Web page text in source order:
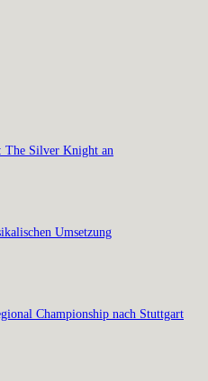
Silver Knight an
Umsetzung
Championship nach Stuttgart